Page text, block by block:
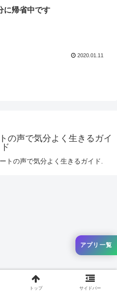
に帰省中です
2020.01.11
の声で気分よく生きるガイ
ド
トの声で気分よく生きるガイド.
トップ サイドバー
アプリ一覧